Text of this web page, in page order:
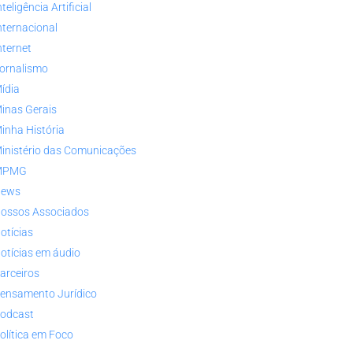
Artificial
Gerais
História
das Comunicações
Associados
em áudio
Jurídico
em Foco